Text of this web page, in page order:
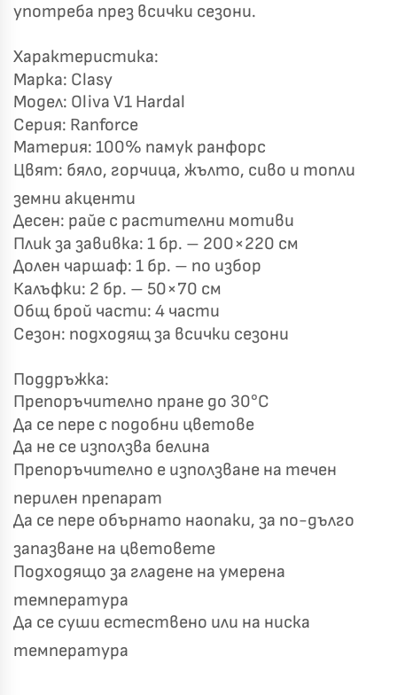
употреба през всички сезони.
Характеристика:
Марка: Clasy
Модел: Oliva V1 Hardal
Серия: Ranforce
Материя: 100% памук ранфорс
Цвят: бяло, горчица, жълто, сиво и топли
земни акценти
Десен: райе с растителни мотиви
Плик за завивка: 1 бр. – 200×220 см
Долен чаршаф: 1 бр. – по избор
Калъфки: 2 бр. – 50×70 см
Общ брой части: 4 части
Сезон: подходящ за всички сезони
Поддръжка:
Препоръчително пране до 30°C
Да се пере с подобни цветове
Да не се използва белина
Препоръчително е използване на течен
перилен препарат
Да се пере обърнато наопаки, за по-дълго
запазване на цветовете
Подходящо за гладене на умерена
температура
Да се суши естествено или на ниска
температура
Хавлиени кърпи – Комплект 2 части – 100% памук
19,00 € 0 €
Бяло и Небесносиньо
Светлосиво и Антрацит Пепел от Рози